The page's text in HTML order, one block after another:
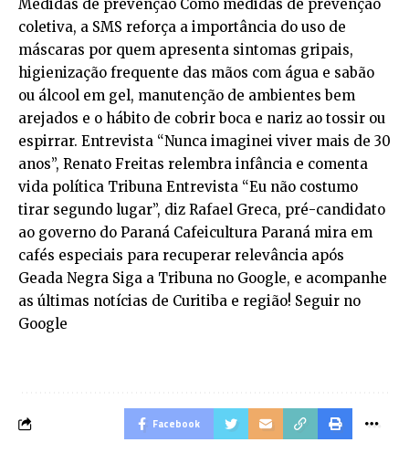
Medidas de prevenção Como medidas de prevenção
coletiva, a SMS reforça a importância do uso de
máscaras por quem apresenta sintomas gripais,
higienização frequente das mãos com água e sabão
ou álcool em gel, manutenção de ambientes bem
arejados e o hábito de cobrir boca e nariz ao tossir ou
espirrar. Entrevista “Nunca imaginei viver mais de 30
anos”, Renato Freitas relembra infância e comenta
vida política Tribuna Entrevista “Eu não costumo
tirar segundo lugar”, diz Rafael Greca, pré-candidato
ao governo do Paraná Cafeicultura Paraná mira em
cafés especiais para recuperar relevância após
Geada Negra Siga a Tribuna no Google, e acompanhe
as últimas notícias de Curitiba e região! Seguir no
Google
Facebook